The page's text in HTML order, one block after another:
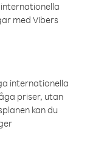
med Vibers
internationella
priser, utan
kan du